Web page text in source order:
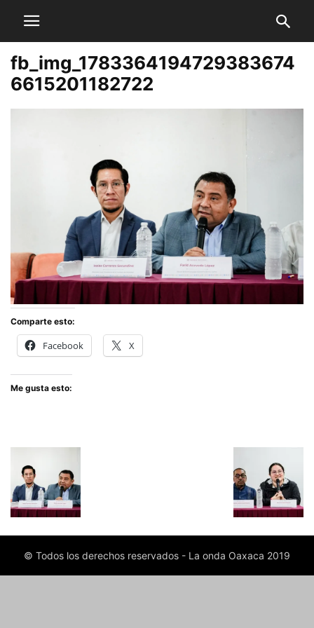
fb_img_1783364194729383674
6615201182722
Comparte esto:
Facebook X
Me gusta esto:
© Todos los derechos reservados - La onda Oaxaca 2019